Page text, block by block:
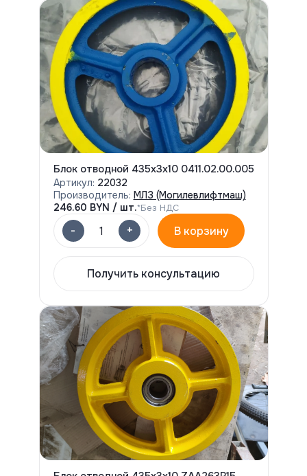
Блок отводной 435х3х10 0411.02.00.005
Артикул: 22032
Производитель: МЛЗ (Могилевлифтмаш)
246.60 BYN / шт.*Без НДС
- 1 + В корзину
Получить консультацию